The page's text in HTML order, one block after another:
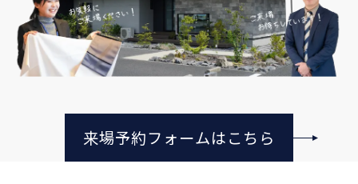
来場予約フォームはこちら